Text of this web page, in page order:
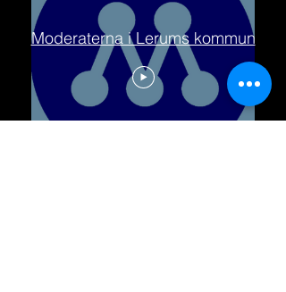
Moderaterna i Lerums kommun